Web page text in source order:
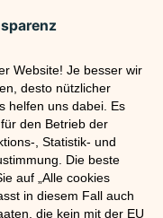
Vorname*
Nachname*
E-mail*